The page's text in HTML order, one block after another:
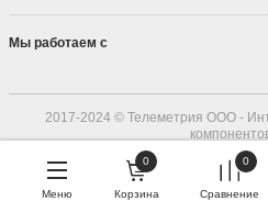
Мы работаем с
2017-2024 © Телеметрия ООО -
ОГРН
Меню
0
Корзина
0
Сравнение